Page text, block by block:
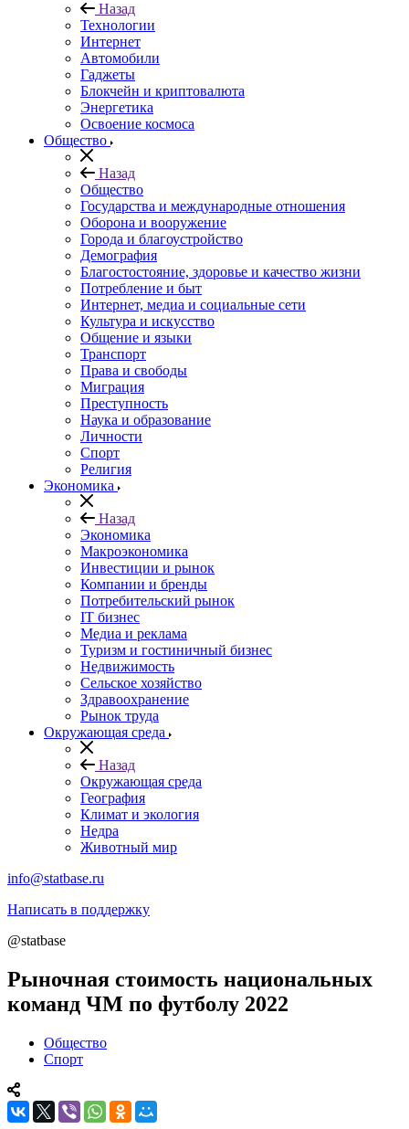
Назад
Технологии
Интернет
Автомобили
Гаджеты
Блокчейн и криптовалюта
Энергетика
Освоение космоса
Общество
Назад
Общество
Государства и международные отношения
Оборона и вооружение
Города и благоустройство
Демография
Благостостояние, здоровье и качество жизни
Потребление и быт
Интернет, медиа и социальные сети
Культура и искусство
Общение и языки
Транспорт
Права и свободы
Миграция
Преступность
Наука и образование
Личности
Спорт
Религия
Экономика
Назад
Экономика
Макроэкономика
Инвестиции и рынок
Компании и бренды
Потребительский рынок
IT бизнес
Медиа и реклама
Туризм и гостиничный бизнес
Недвижимость
Сельское хозяйство
Здравоохранение
Рынок труда
Окружающая среда
Назад
Окружающая среда
География
Климат и экология
Недра
Животный мир
info@statbase.ru
Написать в поддержку
@statbase
Рыночная стоимость национальных
команд ЧМ по футболу 2022
Общество
Спорт